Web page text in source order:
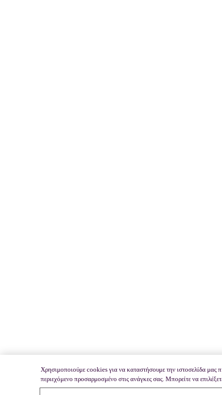
Χρησιμοποιούμε cookies για να καταστήσουμε την ιστοσελίδα μας
περιεχόμενο προσαρμοσμένο στις ανάγκες σας. Μπορείτε να